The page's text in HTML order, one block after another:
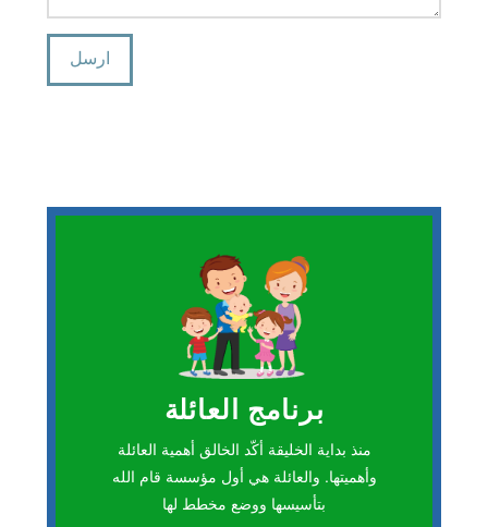
برنامج العائلة
منذ بداية الخليقة أكّد الخالق أهمية العائلة
وأهميتها. والعائلة هي أول مؤسسة قام الله
بتأسيسها ووضع مخطط لها
ويهدف البرنامج إلى
المساهمة في تشكيل
عائلة متماسكة، تدعم
وتشجع وتقوي أفرادها
وتمكّنهم من مواجهة كل
أزمة وضيقة وصعوبة.
لمعرفة المزيد!
اضغط هنا